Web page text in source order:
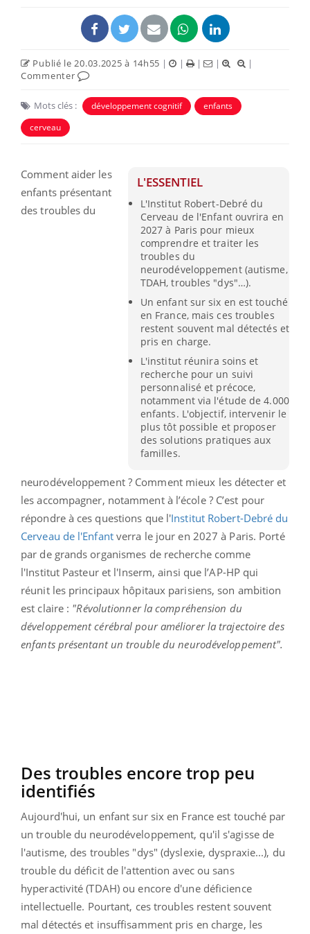
Publié le 20.03.2025 à 14h55 | | | |
|
Commenter
Mots clés : développement cognitif
enfants
cerveau
L'ESSENTIEL
L'Institut Robert-Debré du
Cerveau de l'Enfant ouvrira en
2027 à Paris pour mieux
comprendre et traiter les
troubles du
neurodéveloppement (autisme,
TDAH, troubles "dys"…).
Un enfant sur six en est touché
en France, mais ces troubles
restent souvent mal détectés et
pris en charge.
L'institut réunira soins et
recherche pour un suivi
personnalisé et précoce,
notamment via l'étude de 4.000
enfants. L'objectif, intervenir le
plus tôt possible et proposer
des solutions pratiques aux
familles.
Comment aider les
enfants présentant
des troubles du
neurodéveloppement ? Comment mieux les détecter et
les accompagner, notamment à l’école ? C’est pour
répondre à ces questions que l'Institut Robert-Debré du
Cerveau de l'Enfantverra le jour en 2027 à Paris. Porté
par de grands organismes de recherche comme
l'Institut Pasteur et l'Inserm, ainsi que l’AP-HP qui
réunit les principaux hôpitaux parisiens, son ambition
est claire : "Révolutionner la compréhension du
développement cérébral pour améliorer la trajectoire des
enfants présentant un trouble du neurodéveloppement".
Des troubles encore trop peu
identifiés
Aujourd'hui, un enfant sur six en France est touché par
un trouble du neurodéveloppement, qu'il s'agisse de
l'autisme, des troubles "dys" (dyslexie, dyspraxie...), du
trouble du déficit de l'attention avec ou sans
hyperactivité (TDAH) ou encore d'une déficience
intellectuelle. Pourtant, ces troubles restent souvent
mal détectés et insuffisamment pris en charge, les